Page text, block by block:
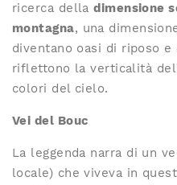
ricerca delladimensione
montagna, una
diventano oasi di riposo e
riflettono la verticalità
colori del cielo.
Vei del Bouc
La leggenda narra di un
locale) che viveva in